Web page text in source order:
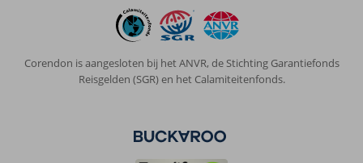
Corendon is aangesloten bij het ANVR, de Stichting Garantiefonds
Reisgelden (SGR) en het Calamiteitenfonds.